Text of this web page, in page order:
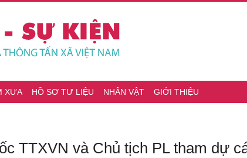
XƯA HỒ SƠ TƯ LIỆU NHÂN VẬT GIỚI THIỆU
TTXVN và Chủ tịch PL tham dự